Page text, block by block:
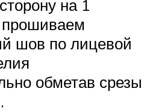
на 1
прошиваем
шов по лицевой
обметав срезы